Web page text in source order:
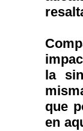
la
que
en